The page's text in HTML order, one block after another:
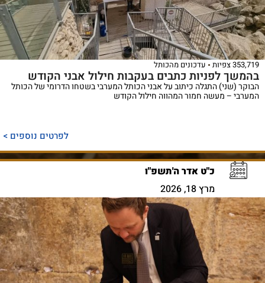
353,719 צפיות עדכונים מהכותל
בהמשך לפניות כתבים בעקבות חילול אבני הקודש
הבוקר (שני) התגלה כיתוב על אבני הכותל המערבי בשטחו הדרומי של הכותל
המערבי – מעשה חמור המהווה חילול הקודש
לפרטים נוספים >
כ"ט אדר ה'תשפ"ו
מרץ 18, 2026